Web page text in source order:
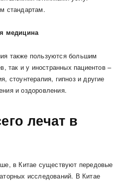
стандартам.
медицина
также пользуются большим
так и у иностранных пациентов –
стоунтерапия, гипноз и другие
и оздоровления.
лечат в
в Китае существуют передовые
исследований. В Китае